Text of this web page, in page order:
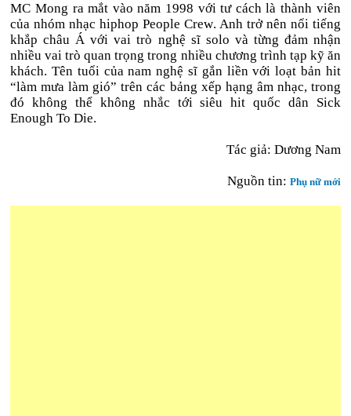
MC Mong ra mắt vào năm 1998 với tư cách là thành viên
của nhóm nhạc hiphop People Crew. Anh trở nên nổi tiếng
khắp châu Á với vai trò nghệ sĩ solo và từng đảm nhận
nhiều vai trò quan trọng trong nhiều chương trình tạp kỹ ăn
khách. Tên tuổi của nam nghệ sĩ gắn liền với loạt bản hit
“làm mưa làm gió” trên các bảng xếp hạng âm nhạc, trong
đó không thể không nhắc tới siêu hit quốc dân Sick
Enough To Die.
Tác giả: Dương Nam
Nguồn tin: Phụ nữ mới